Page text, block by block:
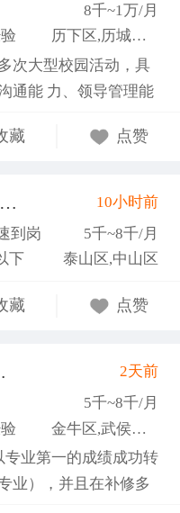
8千~1万/月
历下区,历城区,市中区
次大型校园活动，具
通能 力、领导管理能
位，能够很好地吸纳
力、高度敬业精神、
。
藏 点赞
师类,农/林/牧/渔业 (张卓璐)10小时前
到岗
5千~8千/月
下
泰山区,中山区
藏 点赞
类
2天前
5千~8千/月
金牛区,武侯区,青羊区
专业第一的成绩成功转
业），并且在补修多